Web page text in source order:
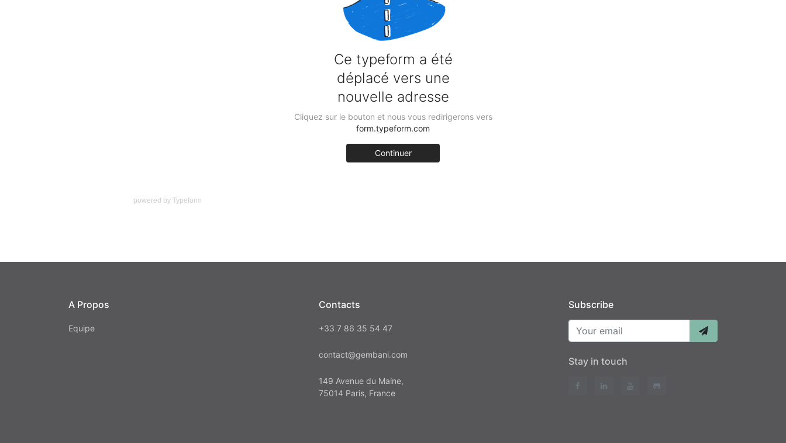
powered by Typeform
A Propos
Equipe
Contacts
+33 7 86 35 54 47
contact@gembani.com
149 Avenue du Maine,
75014 Paris, France
Subscribe
Your email
Stay in touch